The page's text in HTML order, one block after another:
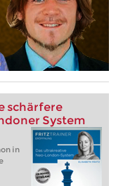
schärfere
System
in